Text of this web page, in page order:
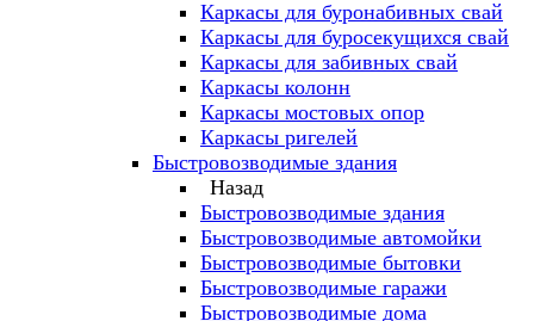
Каркасы для буронабивных свай
Каркасы для буросекущихся свай
Каркасы для забивных свай
Каркасы колонн
Каркасы мостовых опор
Каркасы ригелей
Быстровозводимые здания
Назад
Быстровозводимые здания
Быстровозводимые автомойки
Быстровозводимые бытовки
Быстровозводимые гаражи
Быстровозводимые дома